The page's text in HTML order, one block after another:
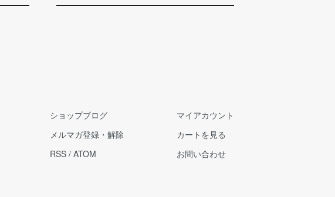
ショップブログ
メルマガ登録・解除
RSS / ATOM
マイアカウント
カートを見る
お問い合わせ